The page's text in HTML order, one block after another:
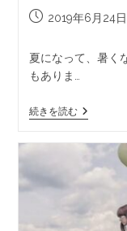
2019年6月24日
夏になって、暑く
もありま…
続きを読む